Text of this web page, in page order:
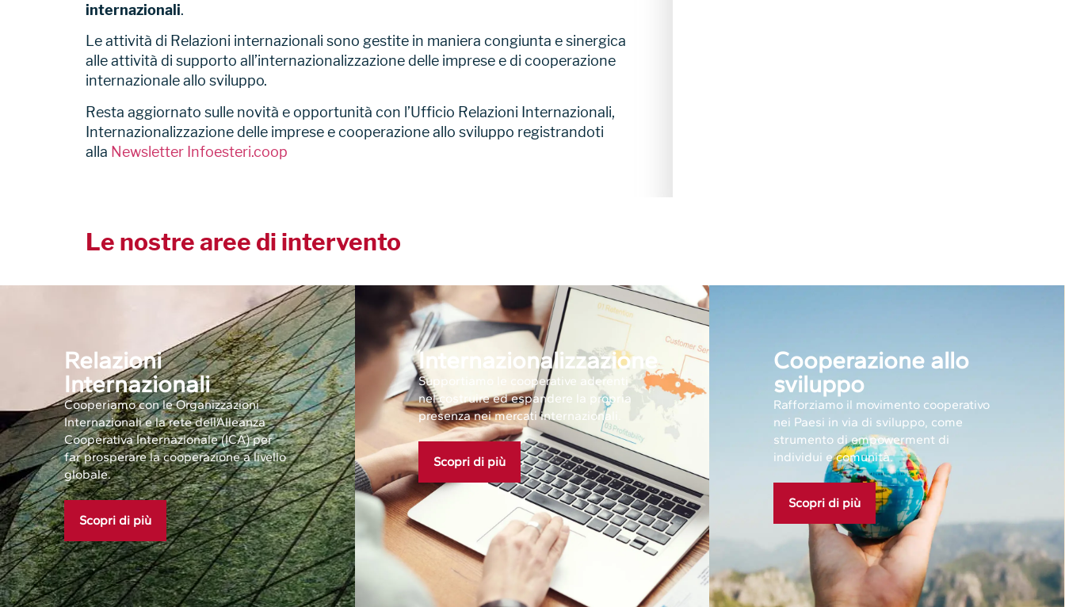
internazionali.
Le attività di Relazioni internazionali sono gestite in maniera congiunta e sinergica
alle attività di supporto all’internazionalizzazione delle imprese e di cooperazione
internazionale allo sviluppo.
Resta aggiornato sulle novità e opportunità con l’Ufficio Relazioni Internazionali,
Internazionalizzazione delle imprese e cooperazione allo sviluppo registrandoti
alla Newsletter Infoesteri.coop
Le nostre aree di intervento
Relazioni
Internazionali
Cooperiamo con le Organizzazioni
Internazionali e la rete dell’Alleanza
Cooperativa Internazionale (ICA) per
far prosperare la cooperazione a livello
globale.
Scopri di più
Internazionalizzazione
Supportiamo le cooperative aderenti
nel costruire ed espandere la propria
presenza nei mercati internazionali.
Scopri di più
Cooperazione allo
sviluppo
Rafforziamo il movimento cooperativo
nei Paesi in via di sviluppo, come
strumento di empowerment di
individui e comunità.
Scopri di più